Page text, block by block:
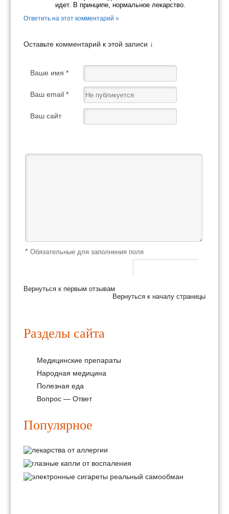
идет. В принципе, нормальное лекарство.
Ответить на этот комментарий »
Оставьте комментарий к этой записи ↓
Ваше имя *
Ваш email *
Ваш сайт
* Обязательные для заполнения поля
Вернуться к первым отзывам
Вернуться к началу страницы
Разделы сайта
Медицинские препараты
Народная медицина
Полезная еда
Вопрос — Ответ
Популярное